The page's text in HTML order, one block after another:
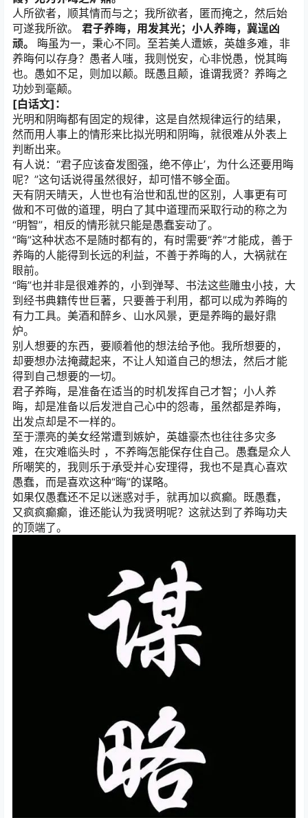
人所欲者，顺其情而与之；我所欲者，匿而掩之，然后始
可遂我所欲。 君子养晦，用发其光；小人养晦，冀逞凶
顽。 晦虽为一，秉心不同。至若美人遭嫉，英雄多难，非
养晦何以存身？愚者人嗤，我则悦安，心非悦愚，悦其晦
也。愚如不足，则加以颠。既愚且颠，谁谓我贤？养晦之
功妙到毫颠。
[白话文]：
光明和阴晦都有固定的规律，这是自然规律运行的结果，
然而用人事上的情形来比拟光明和阴晦，就很难从外表上
判断出来。
有人说：“君子应该奋发图强，绝不停止’，为什么还要用晦
呢？”这句话说得虽然很好，却可惜不够全面。
天有阴天晴天，人世也有治世和乱世的区别，人事更有可
做和不可做的道理，明白了其中道理而采取行动的称之为
“明智”，相反的情形就只能是愚蠢妄动了。
“晦”这种状态不是随时都有的，有时需要“养”才能成，善于
养晦的人能得到长远的利益，不善于养晦的人，大祸就在
眼前。
“晦”也并非是很难养的，小到弹琴、书法这些雕虫小技，大
到经书典籍传世巨著，只要善于利用，都可以成为养晦的
有力工具。美酒和醉乡、山水风景，更是养晦的最好鼎
炉。
别人想要的东西，要顺着他的想法给予他。我所想要的，
却要想办法掩藏起来，不让人知道自己的想法，然后才能
得到自己想要的一切。
君子养晦，是准备在适当的时机发挥自己才智；小人养
晦，却是准备以后发泄自己心中的怨毒，虽然都是养晦，
出发点却是不一样的。
至于漂亮的美女经常遭到嫉妒，英雄豪杰也往往多灾多
难，在灾难临头时 ，不养晦怎能保存住自己。愚蠢是众人
所嘲笑的，我则乐于承受并心安理得，我也不是真心喜欢
愚蠢，而是喜欢这种“晦”的谋略。
如果仅愚蠢还不足以迷惑对手，就再加以疯癫。既愚蠢，
又疯疯癫癫，谁还能认为我贤明呢？这就达到了养晦功夫
的顶端了。